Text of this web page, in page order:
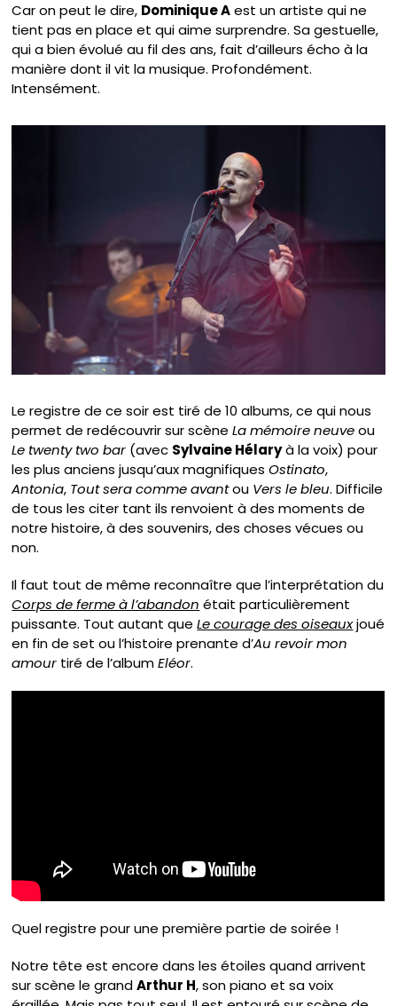
Car on peut le dire, Dominique Aest un artiste qui ne
tient pas en place et qui aime surprendre. Sa gestuelle,
qui a bien évolué au fil des ans, fait d’ailleurs écho à la
manière dont il vit la musique. Profondément.
Intensément.
Le registre de ce soir est tiré de 10 albums, ce qui nous
permet de redécouvrir sur scèneLa mémoire neuveou
Le twenty two bar (avec Sylvaine Hélaryà la voix) pour
les plus anciens jusqu’aux magnifiquesOstinato,
Antonia, Tout sera comme avantou Vers le bleu. Difficile
de tous les citer tant ils renvoient à des moments de
notre histoire, à des souvenirs, des choses vécues ou
non.
Il faut tout de même reconnaître que l’interprétation du
Corps de ferme à l’abandon était particulièrement
puissante. Tout autant queLe courage des oiseauxjoué
en fin de set ou l’histoire prenante d’Au revoir mon
amour tiré de l’albumEléor.
Quel registre pour une première partie de soirée !
Notre tête est encore dans les étoiles quand arrivent
sur scène le grandArthur H, son piano et sa voix